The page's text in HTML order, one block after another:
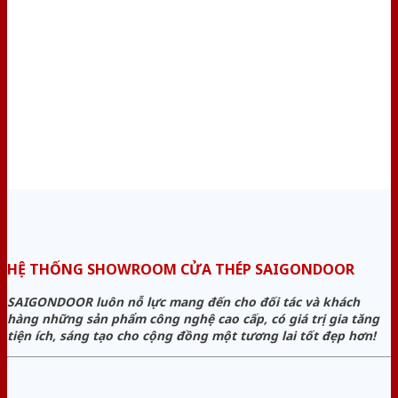
HỆ THỐNG SHOWROOM CỬA THÉP SAIGONDOOR
SAIGONDOOR luôn nỗ lực mang đến cho đối tác và khách
hàng những sản phẩm công nghệ cao cấp, có giá trị gia tăng
tiện ích, sáng tạo cho cộng đồng một tương lai tốt đẹp hơn!